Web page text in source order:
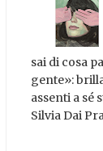
sai di cosa
gente»:
assenti a sé
Silvia Dai